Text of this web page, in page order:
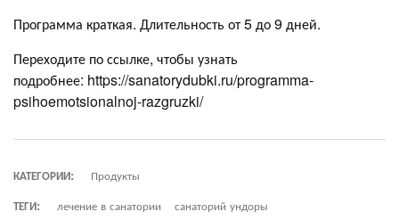
Программа краткая. Длительность от 5 до 9 дней.
Переходите по ссылке, чтобы узнать
подробнее: https://sanatorydubki.ru/programma-
psihoemotsionalnoj-razgruzki/
КАТЕГОРИИ:
Продукты
ТЕГИ:
лечение в санатории санаторий ундоры